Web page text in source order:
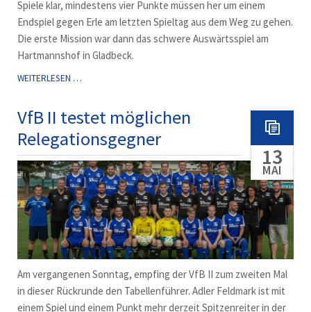
Spiele klar, mindestens vier Punkte müssen her um einem
Endspiel gegen Erle am letzten Spieltag aus dem Weg zu gehen.
Die erste Mission war dann das schwere Auswärtsspiel am
Hartmannshof in Gladbeck.
WEITERLESEN …ERSTE:
FSM
GLADBECK
VfB II testet möglichen
Relegationsgegner
13
MAI
Am vergangenen Sonntag, empfing der VfB II zum zweiten Mal
in dieser Rückrunde den Tabellenführer. Adler Feldmark ist mit
einem Spiel und einem Punkt mehr derzeit Spitzenreiter in der